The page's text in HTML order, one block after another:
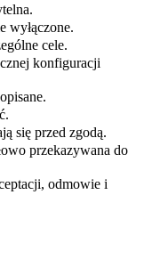
wyłączone.
cele.
konfiguracji
się przed zgodą.
przekazywana do
odmowie i